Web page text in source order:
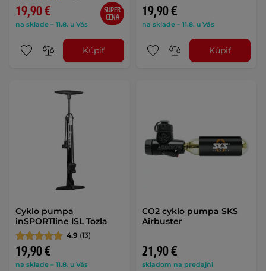
19,90 €
na sklade – 11.8. u Vás
SUPER
CENA
Kúpiť
19,90 €
na sklade – 11.8. u Vás
Kúpiť
Cyklo pumpa
inSPORTline ISL Tozla
4.9 (13)
19,90 €
na sklade – 11.8. u Vás
CO2 cyklo pumpa SKS
Airbuster
21,90 €
skladom na predajni